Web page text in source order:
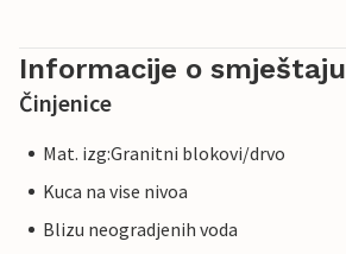
Informacije o smještaju
Činjenice
Mat. izg:Granitni blokovi/drvo
Kuca na vise nivoa
Blizu neogradjenih voda